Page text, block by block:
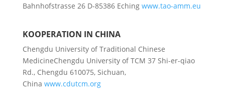
Bahnhofstrasse 26 D-85386 Eching www.tao-amm.eu
KOOPERATION IN CHINA
Chengdu University of Traditional Chinese
MedicineChengdu University of TCM 37 Shi-er-qiao
Rd., Chengdu 610075, Sichuan,
China www.cdutcm.org